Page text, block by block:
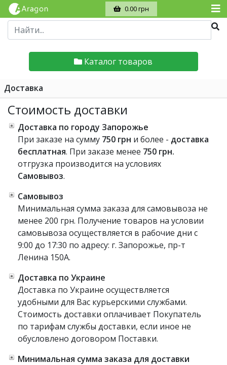
0.00 грн
Каталог товаров
Доставка
Стоимость доставки
Доставка по городу Запорожье
При заказе на сумму 750 грн и более - доставка
бесплатная. При заказе менее 750 грн.
отгрузка производится на условиях
Самовывоз.
Самовывоз
Минимальная сумма заказа для самовывоза не
менее 200 грн. Получение товаров на условии
самовывоза осуществляется в рабочие дни с
9:00 до 17:30 по адресу: г. Запорожье, пр-т
Ленина 150А.
Доставка по Украине
Доставка по Украине осуществляется
удобными для Вас курьерскими службами.
Стоимость доставки оплачивает Покупатель
по тарифам службы доставки, если иное не
обусловлено договором Поставки.
Минимальная сумма заказа для доставки